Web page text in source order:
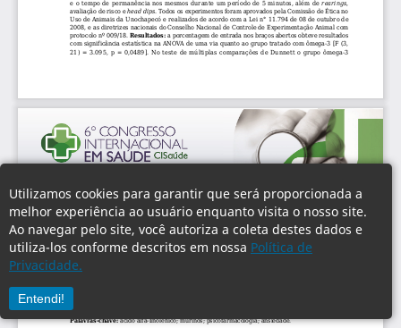
Utilizamos cookies para garantir que será proporcionada a
melhor experiência ao usuário enquanto visita o nosso site.
Ao navegar pelo site, você autoriza a coleta destes dados e
utiliza-los conforme descritos em nossa Política de
Privacidade.
Entendi!